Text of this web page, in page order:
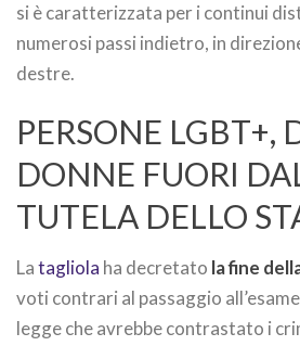
si è caratterizzata per i continui
numerosi passi indietro, in
destre.
PERSONE LGBT+,
DONNE FUORI
TUTELA DELLO
Latagliola ha decretato la fine
voti contrari al passaggio
legge che avrebbe contrastato i